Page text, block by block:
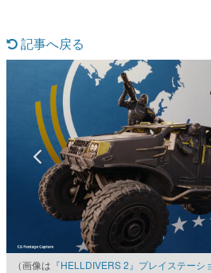
なんでゲームは面白い
ゲーム開発者・hamatsu氏
具体的な形から解き明かし
ゲームが変えた日本語
「経験値」「裏技」「ラス
の起源や用法の変遷を、コ
イニーP氏が徹底調査。
カテゴリ
特集記事
記事へ戻る
（画像は 『HELLDIVERS 2』プレイステーシ